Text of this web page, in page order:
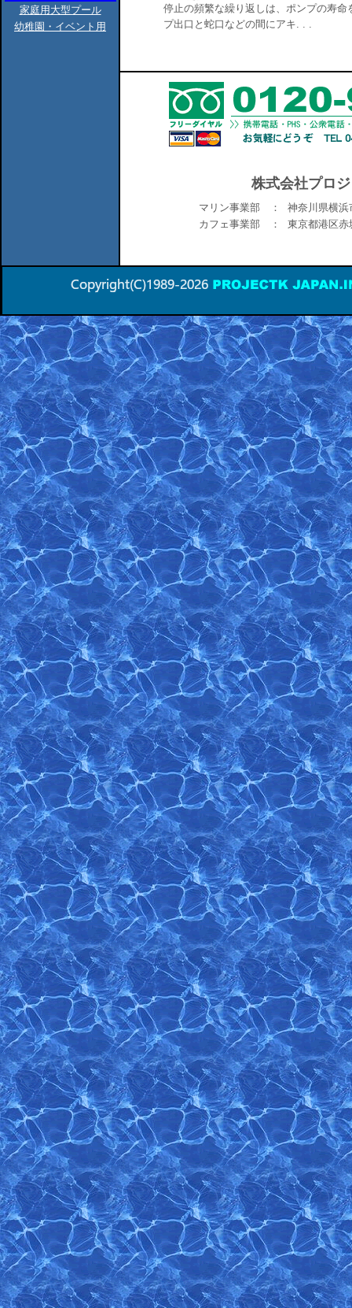
家庭用大型プール
幼稚園・イベント用
停止の頻繁な繰り返しは、ポンプの寿
プ出口と蛇口などの間にアキ. . .
株式会社プロ
マリン事業部 ：
神奈川県横浜
カフェ事業部 ：
東京都港区赤